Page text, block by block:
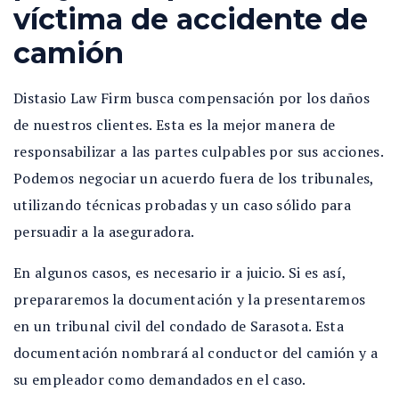
víctima de accidente de
camión
Distasio Law Firm busca compensación por los daños
de nuestros clientes. Esta es la mejor manera de
responsabilizar a las partes culpables por sus acciones.
Podemos negociar un acuerdo fuera de los tribunales,
utilizando técnicas probadas y un caso sólido para
persuadir a la aseguradora.
En algunos casos, es necesario ir a juicio. Si es así,
prepararemos la documentación y la presentaremos
en un tribunal civil del condado de Sarasota. Esta
documentación nombrará al conductor del camión y a
su empleador como demandados en el caso.